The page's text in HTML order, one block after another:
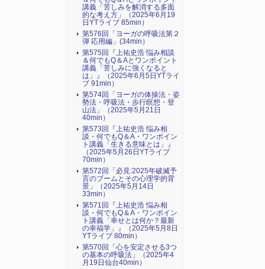
講義「苦しみを解消する多面
的な考え方」（2025年6月19
日YTライブ 85min）
第576回「ヨーガの呼吸法第２
弾 応用編」(34min）
第575回『上祐史浩 悩み相談
＆何でもQ＆Aとワンポイント
講義「苦しみに強くなると
は」』（2025年6月5日YTライ
ブ 91min）
第574回「ヨーガの体操法・姿
勢法・呼吸法・歩行瞑想・登
山法」（2025年5月21日
40min）
第573回『上祐史浩 悩み相
談・何でもQ＆A・ワンポイン
ト講義「生きる意味とは」』
（2025年5月26日YTライブ
70min）
第572回「必見:2025年破滅予
言のブームとその心理学的背
景」（2025年5月14日
33min）
第571回『上祐史浩 悩み相
談・何でもQ＆A・ワンポイン
ト講義「幸せとは何か？最新
の幸福学」』（2025年5月8日
YTライブ 80min）
第570回「心を安定させる3つ
の基本の呼吸法」（2025年4
月19日仙台40min）